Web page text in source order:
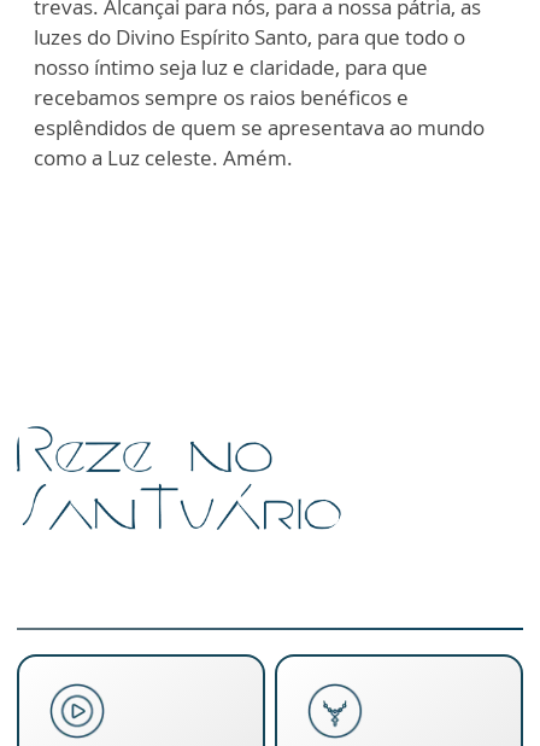
trevas. Alcançai para nós, para a nossa pátria, as
luzes do Divino Espírito Santo, para que todo o
nosso íntimo seja luz e claridade, para que
recebamos sempre os raios benéficos e
esplêndidos de quem se apresentava ao mundo
como a Luz celeste. Amém.